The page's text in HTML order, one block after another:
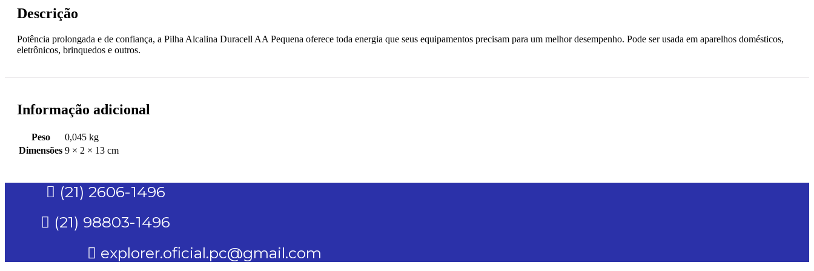
Descrição
Potência prolongada e de confiança, a Pilha Alcalina Duracell AA Pequena oferece toda energia que seus equipamentos precisam para um melhor desempenho. Pode ser usada em aparelhos domésticos,
eletrônicos, brinquedos e outros.
Informação adicional
Peso
0,045 kg
Dimensões 9 × 2 × 13 cm
(21) 2606-1496
(21) 98803-1496
explorer.oficial.pc@gmail.com